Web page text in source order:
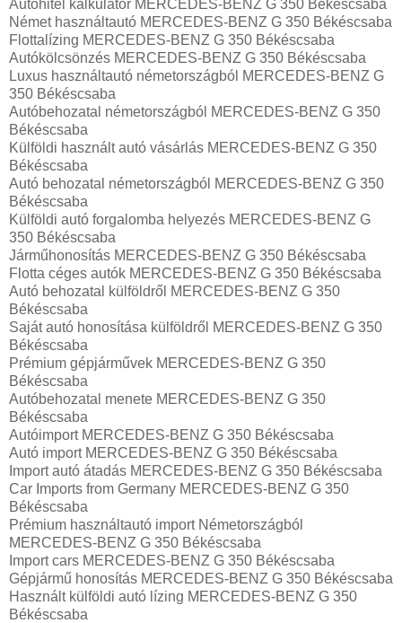
Autóhitel kalkulátor MERCEDES-BENZ G 350 Békéscsaba
Német használtautó MERCEDES-BENZ G 350 Békéscsaba
Flottalízing MERCEDES-BENZ G 350 Békéscsaba
Autókölcsönzés MERCEDES-BENZ G 350 Békéscsaba
Luxus használtautó németországból MERCEDES-BENZ G
350 Békéscsaba
Autóbehozatal németországból MERCEDES-BENZ G 350
Békéscsaba
Külföldi használt autó vásárlás MERCEDES-BENZ G 350
Békéscsaba
Autó behozatal németországból MERCEDES-BENZ G 350
Békéscsaba
Külföldi autó forgalomba helyezés MERCEDES-BENZ G
350 Békéscsaba
Járműhonosítás MERCEDES-BENZ G 350 Békéscsaba
Flotta céges autók MERCEDES-BENZ G 350 Békéscsaba
Autó behozatal külföldről MERCEDES-BENZ G 350
Békéscsaba
Saját autó honosítása külföldről MERCEDES-BENZ G 350
Békéscsaba
Prémium gépjárművek MERCEDES-BENZ G 350
Békéscsaba
Autóbehozatal menete MERCEDES-BENZ G 350
Békéscsaba
Autóimport MERCEDES-BENZ G 350 Békéscsaba
Autó import MERCEDES-BENZ G 350 Békéscsaba
Import autó átadás MERCEDES-BENZ G 350 Békéscsaba
Car Imports from Germany MERCEDES-BENZ G 350
Békéscsaba
Prémium használtautó import Németországból
MERCEDES-BENZ G 350 Békéscsaba
Import cars MERCEDES-BENZ G 350 Békéscsaba
Gépjármű honosítás MERCEDES-BENZ G 350 Békéscsaba
Használt külföldi autó lízing MERCEDES-BENZ G 350
Békéscsaba